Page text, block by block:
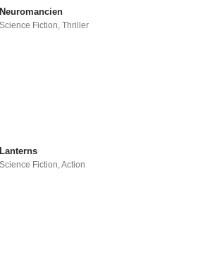
Neuromancien
Science Fiction ,Thriller
Lanterns
Science Fiction,Action